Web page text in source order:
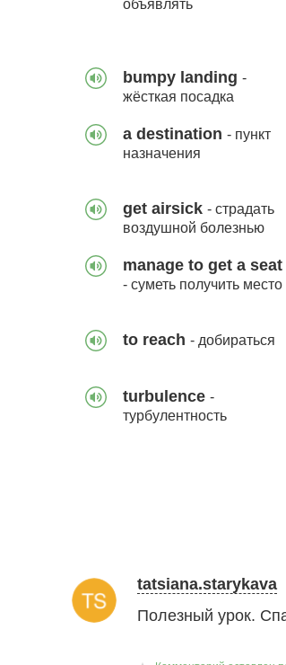
объявлять
bumpy landing -
жёсткая посадка
a destination - пункт
назначения
get airsick - страдать
воздушной болезнью
manage to get a seat
- суметь получить место
to reach - добираться
turbulence -
турбулентность
tatsiana.starykava
Полезный урок.